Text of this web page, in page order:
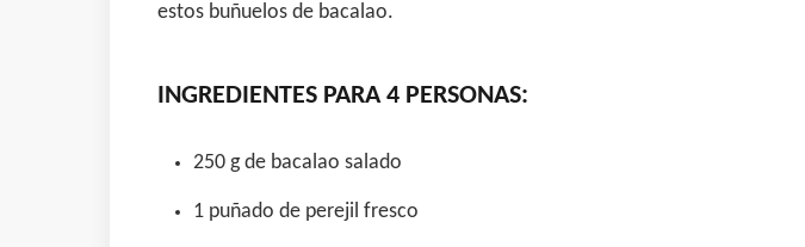
estos buñuelos de bacalao.
INGREDIENTES PARA 4 PERSONAS:
250 g de bacalao salado
1 puñado de perejil fresco